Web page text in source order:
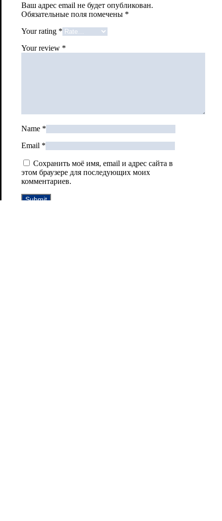
Ваш адрес email не будет опубликован.
Обязательные поля помечены *
Your rating *
Your review *
Name *
Email *
Сохранить моё имя, email и адрес сайта в
этом браузере для последующих моих
комментариев.